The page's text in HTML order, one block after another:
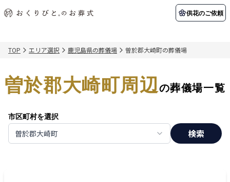
供花のご依頼
初めての方へ 納棺の儀とは？
アフターサポート
関東エリア
千葉県
北海道エリア
ご葬儀事例 お客様の声
葬儀の知識 供花のご依頼
TOP エリア選択 鹿児島県の葬儀場 曽於郡大崎町の葬儀場
曽於郡大崎町周辺の葬儀場一覧
市区町村を選択
曽於郡大崎町 検索